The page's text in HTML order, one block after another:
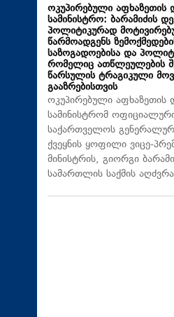
ოკუპირებული აფხაზეთის
სამინისტრო: ბარამიძის
პოლიტიკურად
წარმოადგენს
საზოგადოებისა და
რომელიც ათწლეულების
წარსულის ტრაგიკული
გააზრებისთვის
ოკუპირებული აფხაზეთის
სამინისტრომ
საქართველოს
ქვეყნის ყოფილი ვიცე-
მინისტრის, გიორგი
სამართლის საქმის